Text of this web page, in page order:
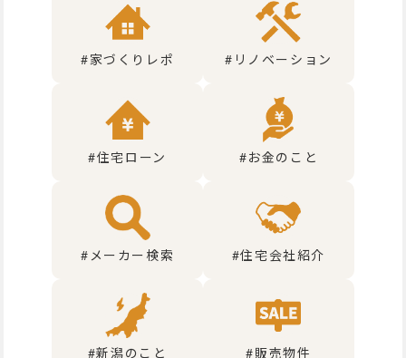
#家づくりレポ #リノベーション
#住宅ローン #お金のこと
#メーカー検索 #住宅会社紹介
#新潟のこと #販売物件